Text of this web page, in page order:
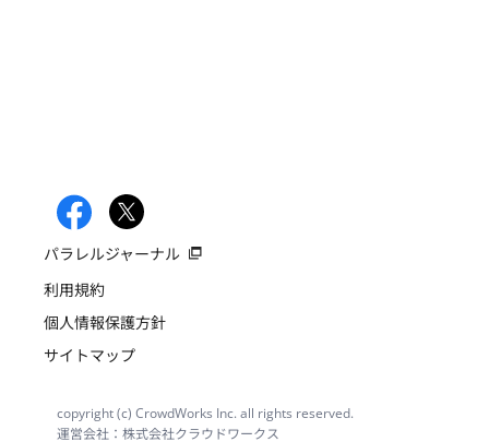
パラレルジャーナル
利用規約
個人情報保護方針
サイトマップ
copyright (c) CrowdWorks Inc. all rights reserved.
運営会社：株式会社クラウドワークス